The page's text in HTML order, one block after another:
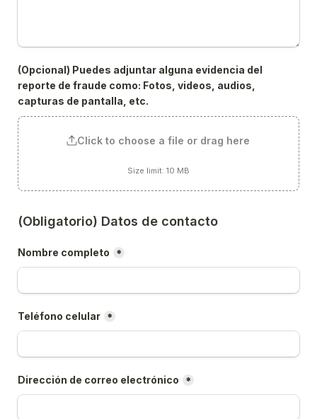
(Opcional) Puedes adjuntar alguna evidencia del
reporte de fraude como: Fotos, videos, audios,
capturas de pantalla, etc.
Click to choose a file or drag here
Size limit: 10 MB
(Obligatorio) Datos de contacto
Nombre completo *
Teléfono celular *
Dirección de correo electrónico *